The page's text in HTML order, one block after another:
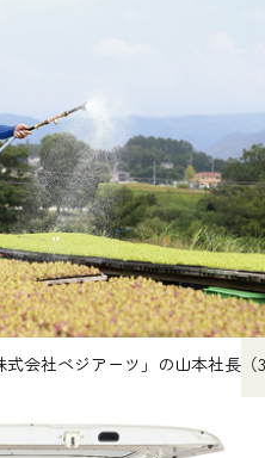
会社ベジアーツ」の山本社長（